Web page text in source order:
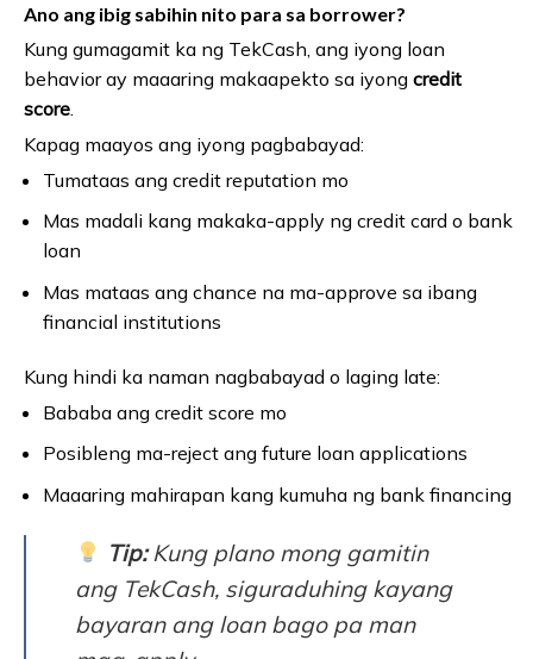
Ano ang ibig sabihin nito para sa borrower?
Kung gumagamit ka ng TekCash, ang iyong loan
behavior ay maaaring makaapekto sa iyong credit
score
Kapag maayos ang iyong pagbabayad:
Tumataas ang credit reputation mo
Mas madali kang makaka-apply ng credit card o bank
loan
Mas mataas ang chance na ma-approve sa ibang
financial institutions
Kung hindi ka naman nagbabayad o laging late:
Bababa ang credit score mo
Posibleng ma-reject ang future loan applications
Maaaring mahirapan kang kumuha ng bank financing
Tip:Kung plano mong gamitin
ang TekCash, siguraduhing kayang
bayaran ang loan bago pa man